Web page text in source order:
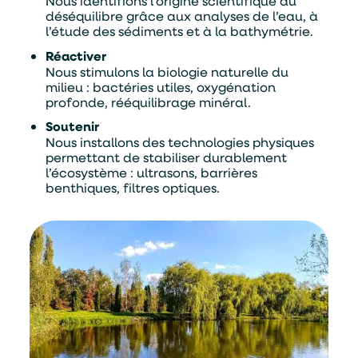
Je souhaite être contacter par :
Téléphone Mail
Alternative:
déséquilibre grâce aux analyses de l’eau, à
l’étude des sédiments et à la bathymétrie.
Réactiver
Nous stimulons la biologie naturelle du
milieu : bactéries utiles, oxygénation
profonde, rééquilibrage minéral.
Soutenir
Nous installons des technologies physiques
permettant de stabiliser durablement
l’écosystème : ultrasons, barrières
benthiques, filtres optiques.